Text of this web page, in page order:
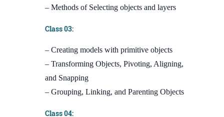
– Methods of Selecting objects and layers
Class 03:
– Creating models with primitive objects
– Transforming Objects, Pivoting, Aligning,
and Snapping
– Grouping, Linking, and Parenting Objects
Class 04: